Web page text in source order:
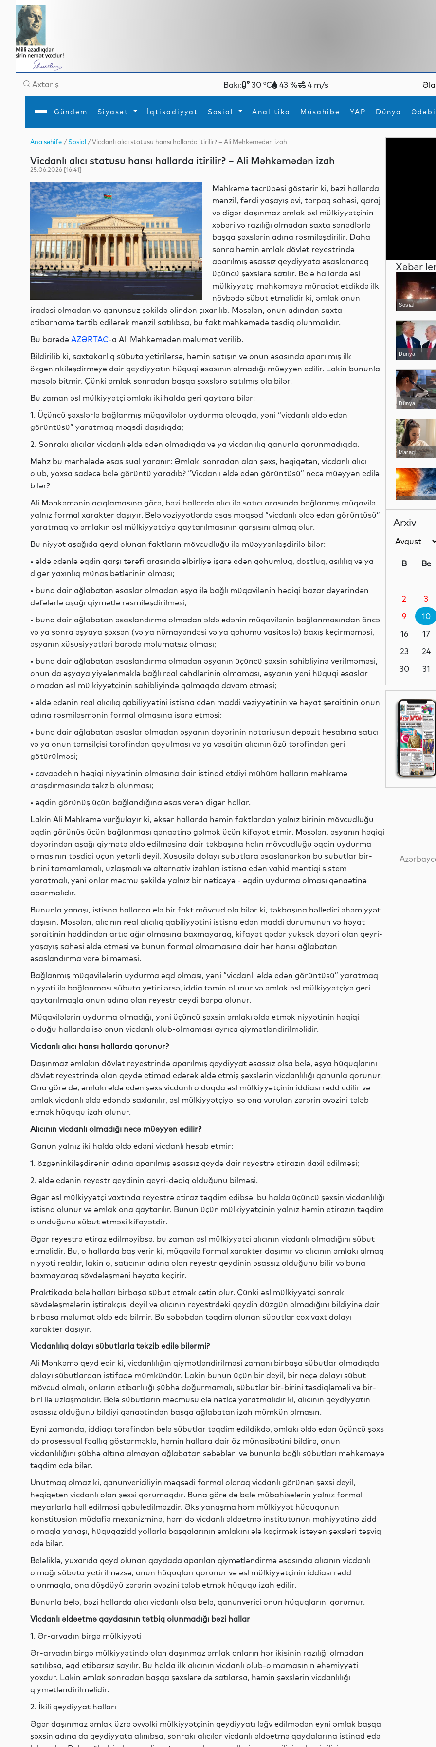
Bakı: 30 °C 43 % 4 m/s
Gündəm Siyasət İqtisadiyyat Sosial Analitika Müsahibə YAP Dünya
Gündəm
İqtisadiyyat
Analitika
Mədəniyyət
Müsahibə
MEDİA
Xarici siyasətTurizm
Hadisə
Diaspor
İdman Yeni texnologiyalar
Ana səhifə /Sosial / Vicdanlı alıcı statusu hansı hallarda itirilir? – Ali Məhkəmədən izah
Vicdanlı alıcı statusu hansı hallarda itirilir? – Ali Məhkəmədən izah
25.06.2026 [16:41]
Məhkəmə təcrübəsi göstərir ki, bəzi hallarda
mənzil, fərdi yaşayış evi, torpaq sahəsi, qaraj
və digər daşınmaz əmlak əsl mülkiyyətçinin
xəbəri və razılığı olmadan saxta sənədlərlə
başqa şəxslərin adına rəsmiləşdirilir. Daha
sonra həmin əmlak dövlət reyestrində
aparılmış əsassız qeydiyyata əsaslanaraq
üçüncü şəxslərə satılır. Belə hallarda əsl
mülkiyyətçi məhkəməyə müraciət etdikdə ilk
növbədə sübut etməlidir ki, əmlak onun
iradəsi olmadan və qanunsuz şəkildə əlindən çıxarılıb. Məsələn, onun adından saxta
etibarnamə tərtib edilərək mənzil satılıbsa, bu fakt məhkəmədə təsdiq olunmalıdır.
Bu barədə AZƏRTAC-a Ali Məhkəmədən məlumat verilib.
Bildirilib ki, saxtakarlıq sübuta yetirilərsə, həmin satışın və onun əsasında aparılmış ilk
özgəninkiləşdirməyə dair qeydiyyatın hüquqi əsasının olmadığı müəyyən edilir. Lakin bununla
məsələ bitmir. Çünki əmlak sonradan başqa şəxslərə satılmış ola bilər.
Bu zaman əsl mülkiyyətçi əmlakı iki halda geri qaytara bilər:
1. Üçüncü şəxslərlə bağlanmış müqavilələr uydurma olduqda, yəni “vicdanlı əldə edən
görüntüsü” yaratmaq məqsdi daşıdıqda;
2. Sonrakı alıcılar vicdanlı əldə edən olmadıqda və ya vicdanlılıq qanunla qorunmadıqda.
Məhz bu mərhələdə əsas sual yaranır: Əmlakı sonradan alan şəxs, həqiqətən, vicdanlı alıcı
olub, yoxsa sadəcə belə görüntü yaradıb? “Vicdanlı əldə edən görüntüsü” necə müəyyən edilə
bilər?
Ali Məhkəmənin açıqlamasına görə, bəzi hallarda alıcı ilə satıcı arasında bağlanmış müqavilə
yalnız formal xarakter daşıyır. Belə vəziyyətlərdə əsas məqsəd “vicdanlı əldə edən görüntüsü”
yaratmaq və əmlakın əsl mülkiyyətçiyə qaytarılmasının qarşısını almaq olur.
Bu niyyət aşağıda qeyd olunan faktların mövcudluğu ilə müəyyənləşdirilə bilər:
• əldə edənlə əqdin qarşı tərəfi arasında əlbirliyə işarə edən qohumluq, dostluq, asılılıq və ya
digər yaxınlıq münasibətlərinin olması;
• buna dair ağlabatan əsaslar olmadan əşya ilə bağlı müqavilənin həqiqi bazar dəyərindən
dəfələrlə aşağı qiymətlə rəsmiləşdirilməsi;
• buna dair ağlabatan əsaslandırma olmadan əldə edənin müqavilənin bağlanmasından öncə
və ya sonra əşyaya şəxsən (və ya nümayəndəsi və ya qohumu vasitəsilə) baxış keçirməməsi,
əşyanın xüsusiyyətləri barədə məlumatsız olması;
• buna dair ağlabatan əsaslandırma olmadan əşyanın üçüncü şəxsin sahibliyinə verilməməsi,
onun da əşyaya yiyələnməklə bağlı real cəhdlərinin olmaması, əşyanın yeni hüquqi əsaslar
olmadan əsl mülkiyyətçinin sahibliyində qalmaqda davam etməsi;
• əldə edənin real alıcılıq qabiliyyətini istisna edən maddi vəziyyətinin və həyat şəraitinin onun
adına rəsmiləşmənin formal olmasına işarə etməsi;
• buna dair ağlabatan əsaslar olmadan əşyanın dəyərinin notariusun depozit hesabına satıcı
və ya onun təmsilçisi tərəfindən qoyulması və ya vəsaitin alıcının özü tərəfindən geri
götürülməsi;
• cavabdehin həqiqi niyyətinin olmasına dair istinad etdiyi mühüm halların məhkəmə
araşdırmasında təkzib olunması;
• əqdin görünüş üçün bağlandığına əsas verən digər hallar.
Lakin Ali Məhkəmə vurğulayır ki, əksər hallarda həmin faktlardan yalnız birinin mövcudluğu
əqdin görünüş üçün bağlanması qənaətinə gəlmək üçün kifayət etmir. Məsələn, əşyanın həqiqi
dəyərindən aşağı qiymətə əldə edilməsinə dair təkbaşına halın mövcudluğu əqdin uydurma
olmasının təsdiqi üçün yetərli deyil. Xüsusilə dolayı sübutlara əsaslanarkən bu sübutlar bir-
birini tamamlamalı, uzlaşmalı və alternativ izahları istisna edən vahid məntiqi sistem
yaratmalı, yəni onlar məcmu şəkildə yalnız bir nəticəyə - əqdin uydurma olması qənaətinə
aparmalıdır.
Bununla yanaşı, istisna hallarda elə bir fakt mövcud ola bilər ki, təkbaşına həlledici əhəmiyyət
daşısın. Məsələn, alıcının real alıcılıq qabiliyyətini istisna edən maddi durumunun və həyat
şəraitinin həddindən artıq ağır olmasına baxmayaraq, kifayət qədər yüksək dəyəri olan qeyri-
yaşayış sahəsi əldə etməsi və bunun formal olmamasına dair hər hansı ağlabatan
əsaslandırma verə bilməməsi.
Bağlanmış müqavilələrin uydurma əqd olması, yəni “vicdanlı əldə edən görüntüsü” yaratmaq
niyyəti ilə bağlanması sübuta yetirilərsə, iddia təmin olunur və əmlak əsl mülkiyyətçiyə geri
qaytarılmaqla onun adına olan reyestr qeydi bərpa olunur.
Müqavilələrin uydurma olmadığı, yəni üçüncü şəxsin əmlakı əldə etmək niyyətinin həqiqi
olduğu hallarda isə onun vicdanlı olub-olmaması ayrıca qiymətləndirilməlidir.
Vicdanlı alıcı hansı hallarda qorunur?
Daşınmaz əmlakın dövlət reyestrində aparılmış qeydiyyat əsassız olsa belə, əşya hüquqlarını
dövlət reyestrində olan qeydə etimad edərək əldə etmiş şəxslərin vicdanlılığı qanunla qorunur.
Ona görə də, əmlakı əldə edən şəxs vicdanlı olduqda əsl mülkiyyətçinin iddiası rədd edilir və
əmlak vicdanlı əldə edəndə saxlanılır, əsl mülkiyyətçiyə isə ona vurulan zərərin əvəzini tələb
etmək hüququ izah olunur.
Alıcının vicdanlı olmadığı necə müəyyən edilir?
Qanun yalnız iki halda əldə edəni vicdanlı hesab etmir:
1. özgəninkiləşdirənin adına aparılmış əsassız qeydə dair reyestrə etirazın daxil edilməsi;
2. əldə edənin reyestr qeydinin qeyri-dəqiq olduğunu bilməsi.
Əgər əsl mülkiyyətçi vaxtında reyestrə etiraz təqdim edibsə, bu halda üçüncü şəxsin vicdanlılığı
istisna olunur və əmlak ona qaytarılır. Bunun üçün mülkiyyətçinin yalnız həmin etirazın təqdim
olunduğunu sübut etməsi kifayətdir.
Əgər reyestrə etiraz edilməyibsə, bu zaman əsl mülkiyyətçi alıcının vicdanlı olmadığını sübut
etməlidir. Bu, o hallarda baş verir ki, müqavilə formal xarakter daşımır və alıcının əmlakı almaq
niyyəti realdır, lakin o, satıcının adına olan reyestr qeydinin əsassız olduğunu bilir və buna
baxmayaraq sövdələşməni həyata keçirir.
Praktikada belə halları birbaşa sübut etmək çətin olur. Çünki əsl mülkiyyətçi sonrakı
sövdələşmələrin iştirakçısı deyil və alıcının reyestrdəki qeydin düzgün olmadığını bildiyinə dair
birbaşa məlumat əldə edə bilmir. Bu səbəbdən təqdim olunan sübutlar çox vaxt dolayı
xarakter daşıyır.
Vicdanlılıq dolayı sübutlarla təkzib edilə bilərmi?
Ali Məhkəmə qeyd edir ki, vicdanlılığın qiymətləndirilməsi zamanı birbaşa sübutlar olmadıqda
dolayı sübutlardan istifadə mümkündür. Lakin bunun üçün bir deyil, bir neçə dolayı sübut
mövcud olmalı, onların etibarlılığı şübhə doğurmamalı, sübutlar bir-birini təsdiqləməli və bir-
biri ilə uzlaşmalıdır. Belə sübutların məcmusu elə nəticə yaratmalıdır ki, alıcının qeydiyyatın
əsassız olduğunu bildiyi qənaətindən başqa ağlabatan izah mümkün olmasın.
Eyni zamanda, iddiaçı tərəfindən belə sübutlar təqdim edildikdə, əmlakı əldə edən üçüncü şəxs
də prosessual fəallıq göstərməklə, həmin hallara dair öz münasibətini bildirə, onun
vicdanlılığını şübhə altına almayan ağlabatan səbəbləri və bununla bağlı sübutları məhkəməyə
təqdim edə bilər.
Unutmaq olmaz ki, qanunvericiliyin məqsədi formal olaraq vicdanlı görünən şəxsi deyil,
həqiqətən vicdanlı olan şəxsi qorumaqdır. Buna görə də belə mübahisələrin yalnız formal
meyarlarla həll edilməsi qəbuledilməzdir. Əks yanaşma həm mülkiyyət hüququnun
konstitusion müdafiə mexanizminə, həm də vicdanlı əldəetmə institutunun mahiyyətinə zidd
olmaqla yanaşı, hüquqazidd yollarla başqalarının əmlakını ələ keçirmək istəyən şəxsləri təşviq
edə bilər.
Beləliklə, yuxarıda qeyd olunan qaydada aparılan qiymətləndirmə əsasında alıcının vicdanlı
olmağı sübuta yetirilməzsə, onun hüquqları qorunur və əsl mülkiyyətçinin iddiası rədd
olunmaqla, ona düşdüyü zərərin əvəzini tələb etmək hüququ izah edilir.
Bununla belə, bəzi hallarda alıcı vicdanlı olsa belə, qanunverici onun hüquqlarını qorumur.
Vicdanlı əldəetmə qaydasının tətbiq olunmadığı bəzi hallar
1. Ər-arvadın birgə mülkiyyəti
Ər-arvadın birgə mülkiyyətində olan daşınmaz əmlak onların hər ikisinin razılığı olmadan
satılıbsa, əqd etibarsız sayılır. Bu halda ilk alıcının vicdanlı olub-olmamasının əhəmiyyəti
yoxdur. Lakin əmlak sonradan başqa şəxslərə də satılarsa, həmin şəxslərin vicdanlılığı
qiymətləndirilməlidir.
2. İkili qeydiyyat halları
Əgər daşınmaz əmlak üzrə əvvəlki mülkiyyətçinin qeydiyyatı ləğv edilmədən eyni əmlak başqa
şəxsin adına da qeydiyyata alınıbsa, sonrakı alıcılar vicdanlı əldəetmə qaydalarına istinad edə
Xəbər
Sosial
Dünya
Dünya
Maraqlı
Dünya
Dünya
Dünya
Dünya
Dünya
Arxiv
B Be
2
3
9
10
16
17
23
24
30
31